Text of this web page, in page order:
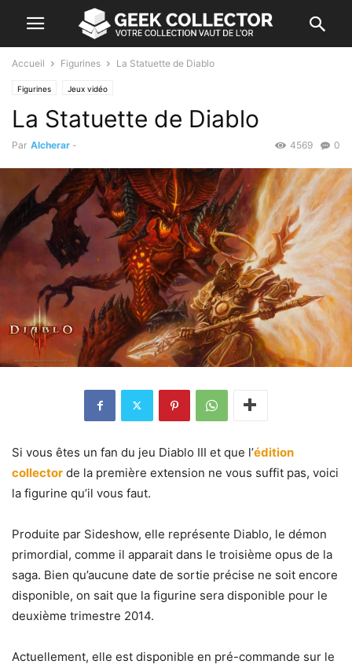
Accueil Figurines La Statuette de Diablo
Figurines Jeux vidéo
La Statuette de Diablo
Par Alcherar - 0
4569
Si vous êtes un fan du jeu Diablo III et que l’édition
collector de la première extension ne vous suffit pas, voici
la figurine qu’il vous faut.
Produite par Sideshow, elle représente Diablo, le démon
primordial, comme il apparait dans le troisième opus de la
saga. Bien qu’aucune date de sortie précise ne soit encore
disponible, on sait que la figurine sera disponible pour le
deuxième trimestre 2014.
Actuellement, elle est disponible en pré-commande sur le